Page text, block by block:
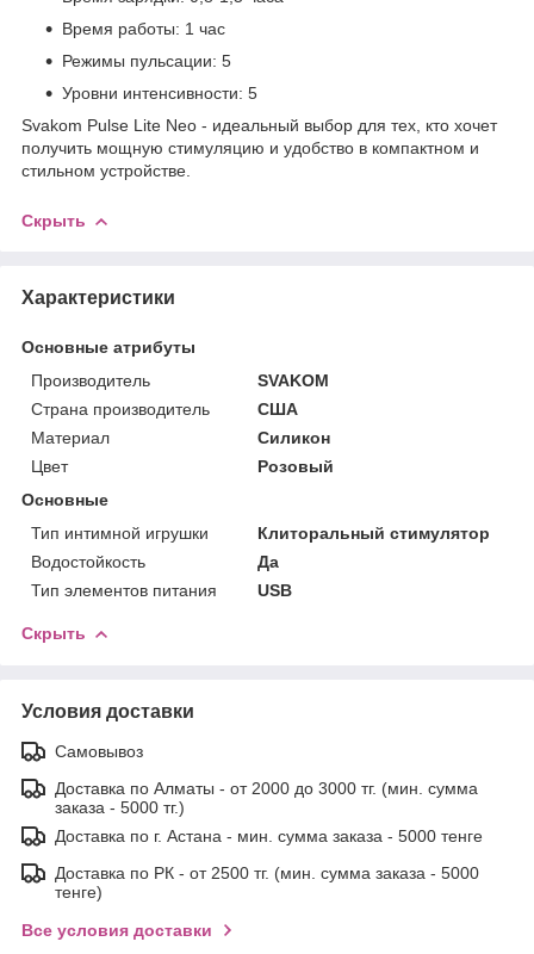
Время работы: 1 час
Режимы пульсации: 5
Уровни интенсивности: 5
Svakom Pulse Lite Neo - идеальный выбор для тех, кто хочет
получить мощную стимуляцию и удобство в компактном и
стильном устройстве.
Скрыть
Характеристики
Основные атрибуты
Производитель
SVAKOM
Страна производитель
США
Материал
Силикон
Цвет
Розовый
Основные
Тип интимной игрушки
Клиторальный стимулятор
Водостойкость
Да
Тип элементов питания
USB
Скрыть
Условия доставки
Самовывоз
Доставка по Алматы - от 2000 до 3000 тг. (мин. сумма
заказа - 5000 тг.)
Доставка по г. Астана - мин. сумма заказа - 5000 тенге
Доставка по РК - от 2500 тг. (мин. сумма заказа - 5000
тенге)
Все условия доставки